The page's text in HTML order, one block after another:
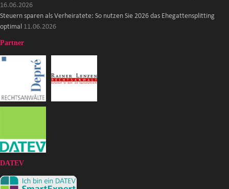
16.06.2026
Steuern sparen als Verheiratete: So nutzen Sie 2026 das Ehegattensplitting
optimal 11.06.2026
Partner
DATEV